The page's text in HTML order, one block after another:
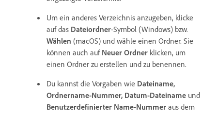
Um ein anderes Verzeichnis anzugeben, klicke
auf das Dateiordner-Symbol (Windows) bzw.
Wählen (macOS) und wähle einen Ordner. Sie
können auch auf Neuer Ordner klicken, um
einen Ordner zu erstellen und zu benennen.
Du kannst die Vorgaben wie Dateiname,
Ordnername-Nummer, Datum-Dateiname und
Benutzerdefinierter Name-Nummer aus dem